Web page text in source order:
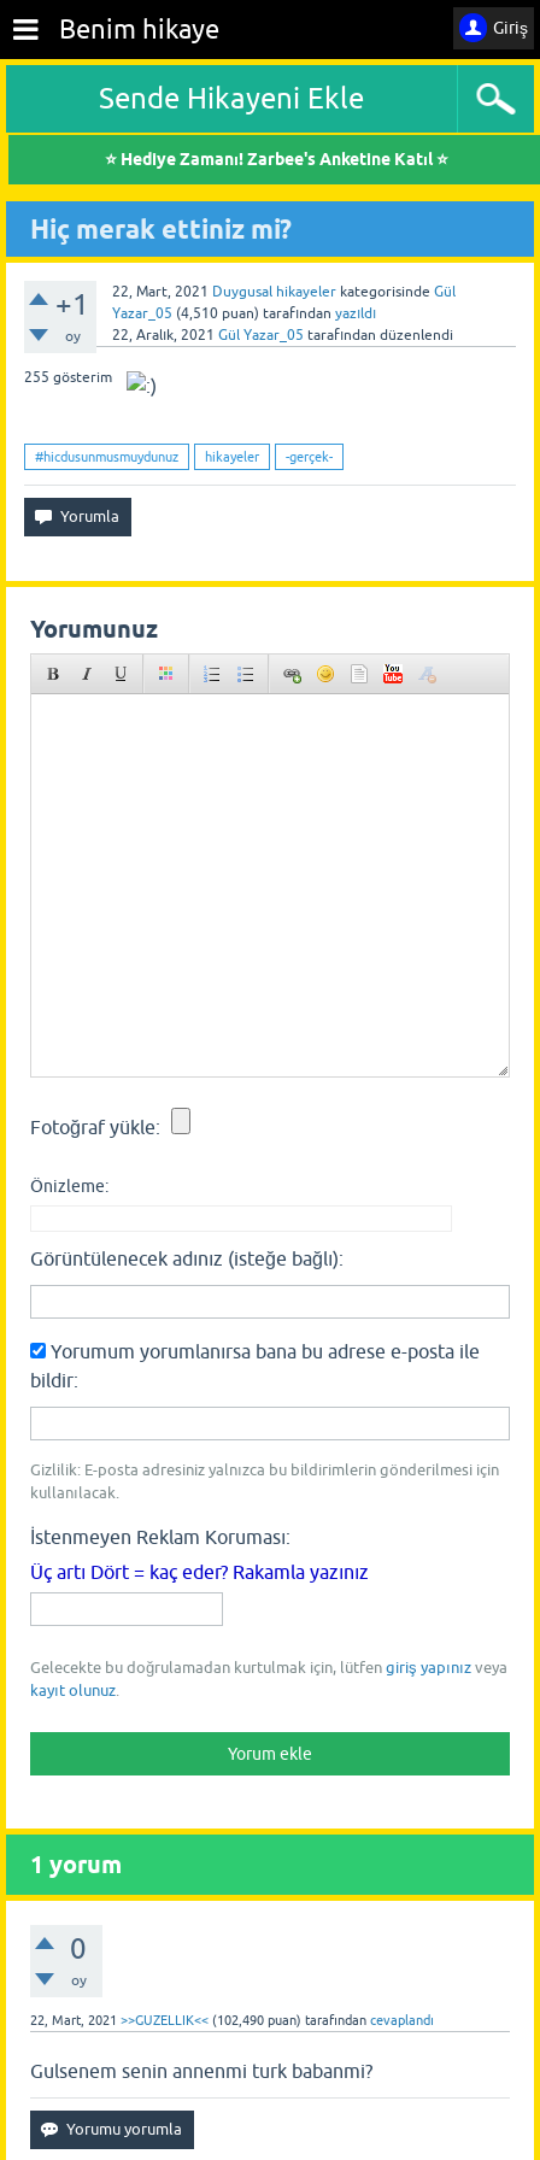
Giriş
Benim hikaye
Sende Hikayeni Ekle
⭐ Hediye Zamanı! Zarbee's Anketine Katıl ⭐
Hiç merak ettiniz mi?
+1
oy
255 gösterim
22, Mart, 2021 Duygusal hikayeler kategorisinde Gül
Yazar_05 (4,510 puan) tarafından yazıldı
22, Aralık, 2021 Gül Yazar_05 tarafından düzenlendi
#hicdusunmusmuydunuz hikayeler -gerçek-
Yorumunuz
Fotoğraf yükle:
Önizleme:
Görüntülenecek adınız (isteğe bağlı):
Yorumum yorumlanırsa bana bu adrese e-posta ile
bildir:
Gizlilik: E-posta adresiniz yalnızca bu bildirimlerin gönderilmesi için
kullanılacak.
İstenmeyen Reklam Koruması:
Üç artı Dört = kaç eder? Rakamla yazınız
Gelecekte bu doğrulamadan kurtulmak için, lütfen giriş yapınız veya
kayıt olunuz.
1 yorum
0
oy
22, Mart, 2021 >>GUZELLIK<< (102,490 puan) tarafından cevaplandı
Gulsenem senin annenmi turk babanmi?